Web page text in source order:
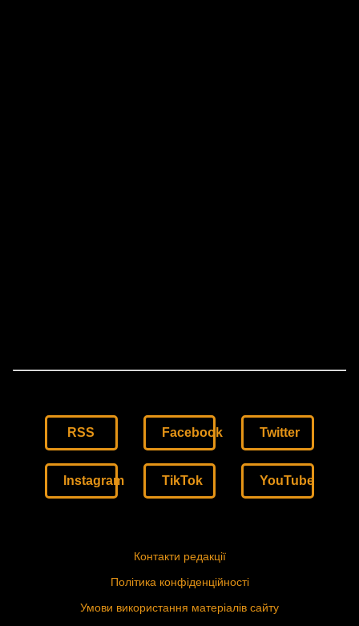
RSS Facebook Twitter
Instagram TikTok YouTube
Контакти редакції
Політика конфіденційності
Умови використання матеріалів сайту